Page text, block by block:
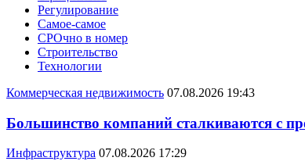
Регулирование
Самое-самое
СРОчно в номер
Строительство
Технологии
Коммерческая недвижимость 07.08.2026 19:43
Большинство компаний сталкиваются с
Инфраструктура 07.08.2026 17:29